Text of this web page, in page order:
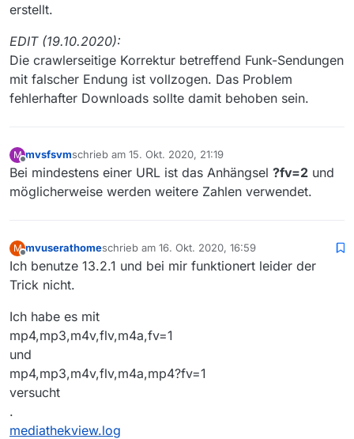
erstellt.
EDIT (19.10.2020):
Die crawlerseitige Korrektur betreffend Funk-Sendungen
mit falscher Endung ist vollzogen. Das Problem
fehlerhafter Downloads sollte damit behoben sein.
M
Offline
mvsfsvmschrieb am 15. Okt. 2020, 21:19
zuletzt editiert von
Bei mindestens einer URL ist das Anhängsel ?fv=2 und
möglicherweise werden weitere Zahlen verwendet.
M
Offline
mvuserathomeschrieb am 16. Okt. 2020, 16:59
zuletzt editiert von
Ich benutze 13.2.1 und bei mir funktionert leider der
Trick nicht.
Ich habe es mit
mp4,mp3,m4v,flv,m4a,fv=1
und
mp4,mp3,m4v,flv,m4a,mp4?fv=1
versucht
.
mediathekview.log